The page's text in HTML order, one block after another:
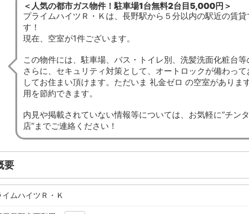
＜人気の都市ガス物件！駐車場1台無料2台目5,000円＞
プライムハイツＲ・Ｋは、長野駅から５分以内の駅近の賃
す！
現在、空室が1件ございます。
この物件には、駐車場、バス・トイレ別、洗髪洗面化粧台等
さらに、セキュリティ対策として、オートロックが備わっ
してお住まい頂けます。ただいま 礼金ゼロ の空室がありま
用を節約できます。
内見や掲載されていない情報等については、お気軽に”チン
店”までご連絡ください！
要
イムハイツＲ・Ｋ